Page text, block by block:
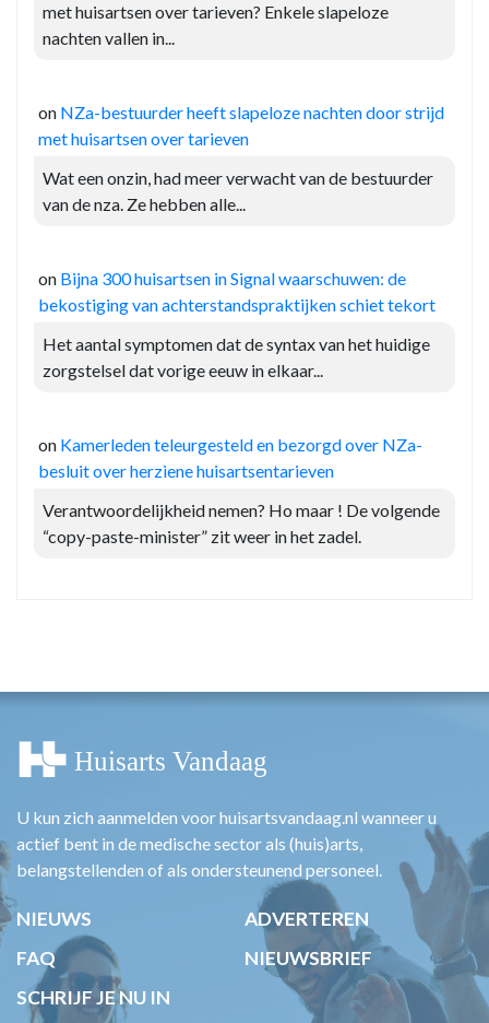
met huisartsen over tarieven? Enkele slapeloze
nachten vallen in...
on NZa-bestuurder heeft slapeloze nachten door strijd
met huisartsen over tarieven
Wat een onzin, had meer verwacht van de bestuurder
van de nza. Ze hebben alle...
on Bijna 300 huisartsen in Signal waarschuwen: de
bekostiging van achterstandspraktijken schiet tekort
Het aantal symptomen dat de syntax van het huidige
zorgstelsel dat vorige eeuw in elkaar...
on Kamerleden teleurgesteld en bezorgd over NZa-
besluit over herziene huisartsentarieven
Verantwoordelijkheid nemen? Ho maar ! De volgende
“copy-paste-minister” zit weer in het zadel.
U kun zich aanmelden voor huisartsvandaag.nl wanneer u
actief bent in de medische sector als (huis)arts,
belangstellenden of als ondersteunend personeel.
NIEUWS
ADVERTEREN
FAQ
NIEUWSBRIEF
SCHRIJF JE NU IN